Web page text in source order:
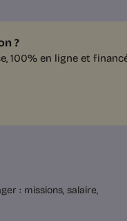
?
100% en ligne et
: missions, salaire,